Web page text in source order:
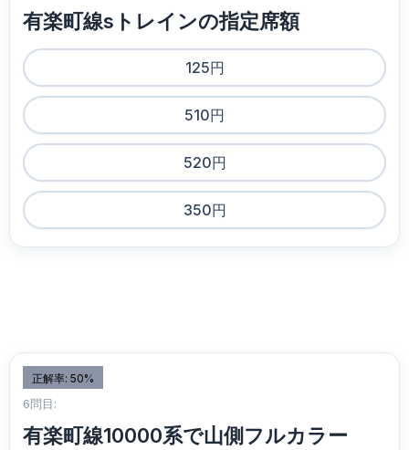
有楽町線sトレインの指定席額
125円
510円
520円
350円
正解率: 50%
6問目:
有楽町線10000系で山側フルカラー